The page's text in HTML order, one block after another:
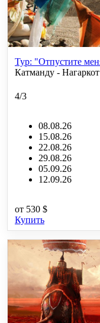
Тур: "Отпустите
Катманду -
4/3
08.08.26
15.08.26
22.08.26
29.08.26
05.09.26
12.09.26
от 530 $
Купить